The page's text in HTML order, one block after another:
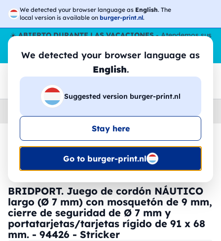
We detected your browser language as English. The
local version is available on burger-print.nl.
We detected your browser language as
English.
Suggested version burger-print.nl
Stay here
Go to burger-print.nl
☀️ABIERTO DURANTE LAS VACACIONES- Atendemos sus
pedidos durante todo el verano, incluso en agosto.
Sin parar
😎🌴
Home llaveros-y-cordones-personalizados
🔥 -30% de impresión DTF
BRIDPORT. Juego de cordón NÁUTICO
largo (Ø 7 mm) con mosquetón de 9 mm,
cierre de seguridad de Ø 7 mm y
portatarjetas/tarjetas rígido de 91 x 68
mm. - 94426 - Stricker